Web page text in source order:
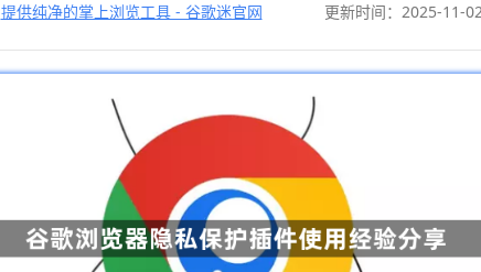
提供纯净的掌上浏览工具 - 谷歌迷官网 更新时间：2025-11-